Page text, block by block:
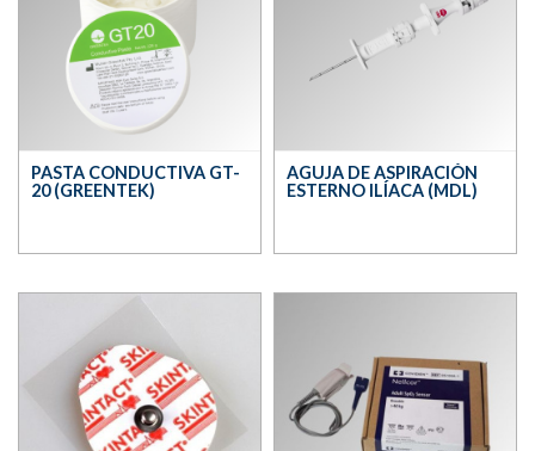
PASTA CONDUCTIVA GT-
20 (GREENTEK)
AGUJA DE ASPIRACIÓN
ESTERNO ILÍACA (MDL)